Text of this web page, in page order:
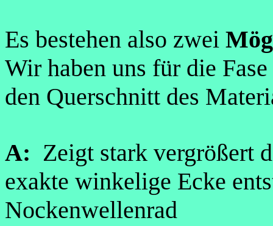
Es bestehen also zwei
Wir haben uns für die
den Querschnitt des
A: Zeigt stark vergrößert
exakte winkelige Ecke
Nockenwellenrad